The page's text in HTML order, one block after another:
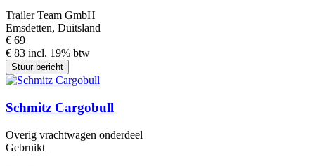
Trailer Team GmbH
Emsdetten, Duitsland
€ 69
€ 83 incl. 19% btw
Stuur bericht
Schmitz Cargobull
Overig vrachtwagen onderdeel
Gebruikt